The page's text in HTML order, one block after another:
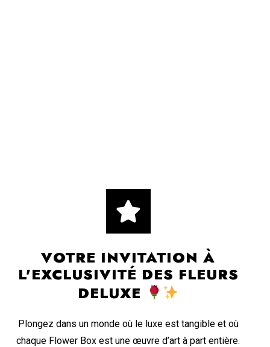
VOTRE INVITATION À
L'EXCLUSIVITÉ DES FLEURS
DELUXE
Plongez dans un monde où le luxe est tangible et où
chaque Flower Box est une œuvre d’art à part entière.